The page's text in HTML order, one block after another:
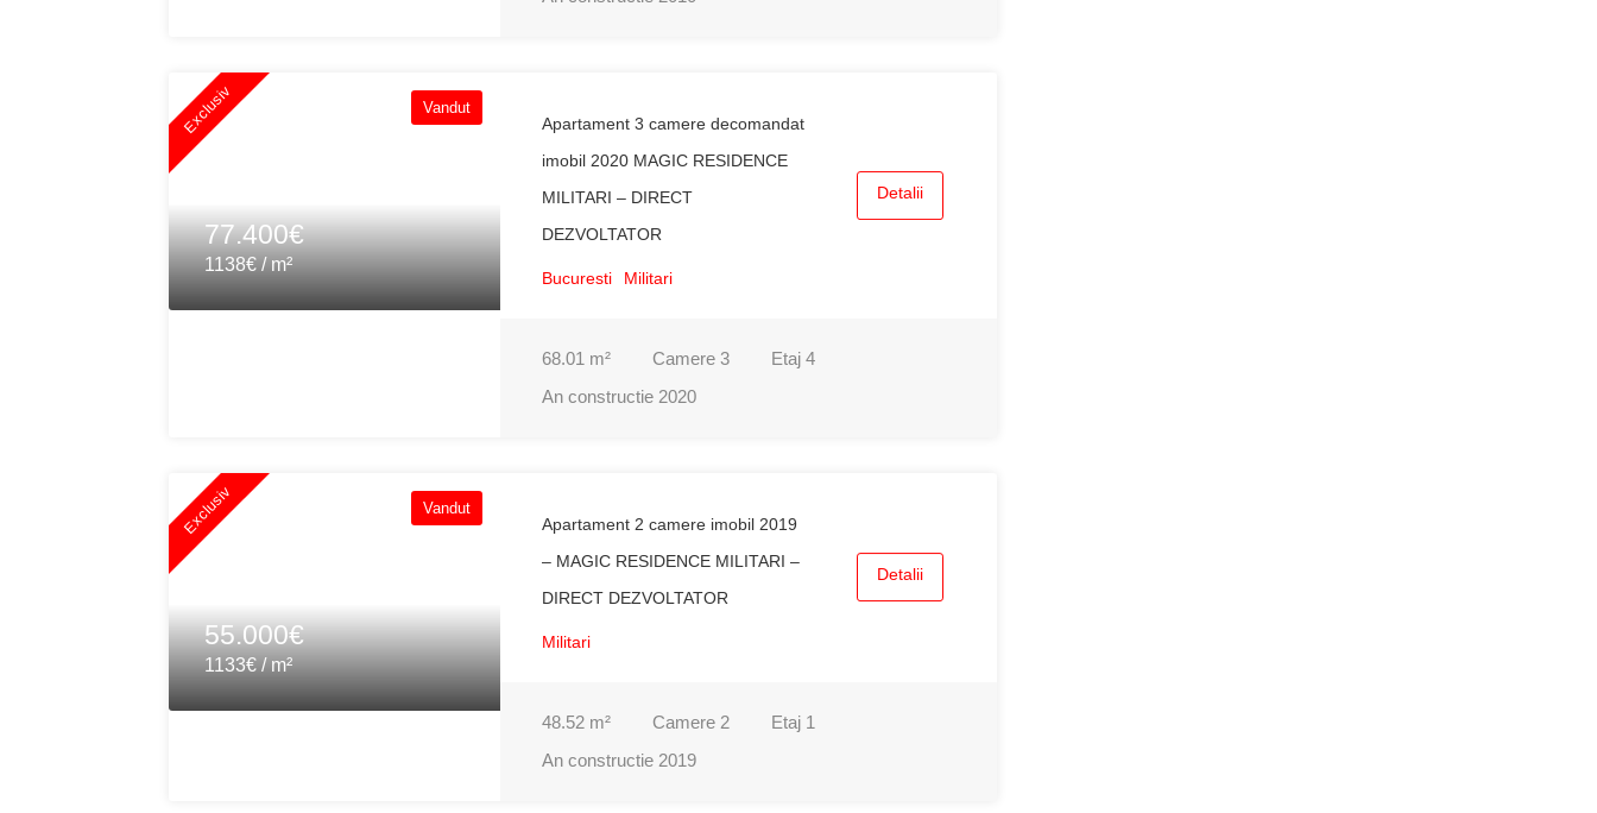
Exclusiv Vandut
77.400€
1138€ / m²
Apartament 3 camere decomandat
imobil 2020 MAGIC RESIDENCE
MILITARI – DIRECT
DEZVOLTATOR
Bucuresti Militari
Detalii
68.01 m² Camere 3 Etaj 4
An constructie 2020
Exclusiv Vandut
55.000€
1133€ / m²
Apartament 2 camere imobil 2019
– MAGIC RESIDENCE MILITARI –
DIRECT DEZVOLTATOR
Militari
Detalii
48.52m² Camere 2 Etaj 1
An constructie 2019